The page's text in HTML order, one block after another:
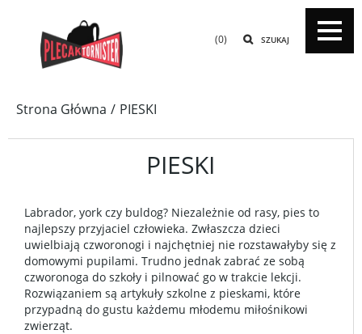
SZUKAJ
(0)
Strona Główna PIESKI
PIESKI
Labrador, york czy buldog? Niezależnie od rasy, pies to
najlepszy przyjaciel człowieka. Zwłaszcza dzieci
uwielbiają czworonogi i najchętniej nie rozstawałyby się z
domowymi pupilami. Trudno jednak zabrać ze sobą
czworonoga do szkoły i pilnować go w trakcie lekcji.
Rozwiązaniem są artykuły szkolne z pieskami, które
przypadną do gustu każdemu młodemu miłośnikowi
zwierząt.